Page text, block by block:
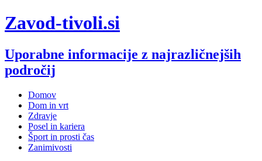
Skip
to
Zavod-tivoli.si
Uporabne informacije z najrazličnejših
področij
Domov
Dom in vrt
Zdravje
Posel in kariera
Šport in prosti čas
Zanimivosti